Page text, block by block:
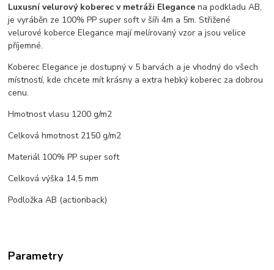
Luxusní velurový koberec v metráži Elegance na podkladu AB,
je vyráběn ze 100% PP super soft v šíři 4m a 5m. Střižené
velurové koberce Elegance mají melírovaný vzor a jsou velice
příjemné.
Koberec Elegance je dostupný v 5 barvách a je vhodný do všech
místností, kde chcete mít krásny a extra hebký koberec za dobrou
cenu.
Hmotnost vlasu 1200 g/m2
Celková hmotnost 2150 g/m2
Materiál 100% PP super soft
Celková výška 14,5 mm
Podložka AB (actionback)
Parametry